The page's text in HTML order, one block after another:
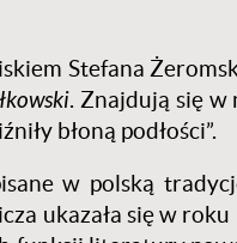
Stefana
. Znajdują się w
błoną podłości”.
w polską
ukazała się w